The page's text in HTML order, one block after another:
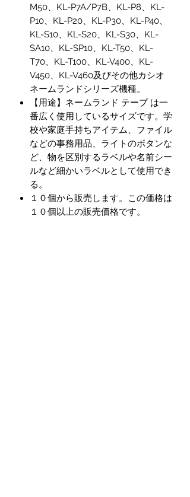
M50、KL-P7A/P7B、KL-P8、KL-
P10、KL-P20、KL-P30、KL-P40、
KL-S10、KL-S20、KL-S30、KL-
SA10、KL-SP10、KL-T50、KL-
T70、KL-T100、KL-V400、KL-
V450、KL-V460及びその他カシオ
ネームランドシリーズ機種。
【用途】ネームランド テープ は一
番広く使用しているサイズです。学
校や家庭手持ちアイテム、ファイル
などの事務用品、ライトのボタンな
ど、物を区別するラベルや名前シー
ルなど細かいラベルとして使用でき
る。
１０個から販売します。この価格は
１０個以上の販売価格です。